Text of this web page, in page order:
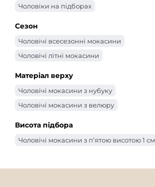
Чоловіки на підборах
Сезон
Чоловічі всесезонні мокасини
Чоловічі літні мокасини
Матеріал верху
Чоловічі мокасини з нубуку
Чоловічі мокасини з велюру
Висота підбора
Чоловічі мокасини з п’ятою висотою 1 см